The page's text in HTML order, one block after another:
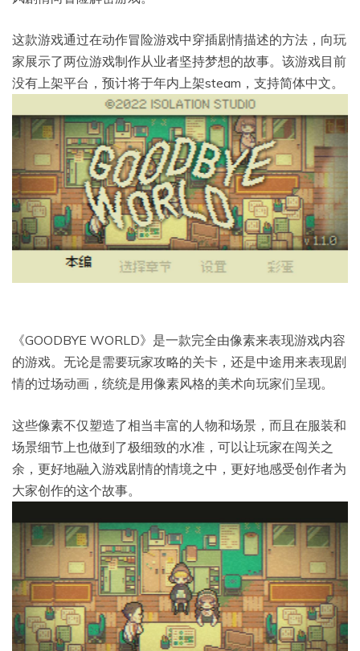
这款游戏通过在动作冒险游戏中穿插剧情描述的方法，向玩
家展示了两位游戏制作从业者坚持梦想的故事。该游戏目前
没有上架平台，预计将于年内上架steam，支持简体中文。
《GOODBYE WORLD》是一款完全由像素来表现游戏内容
的游戏。无论是需要玩家攻略的关卡，还是中途用来表现剧
情的过场动画，统统是用像素风格的美术向玩家们呈现。
这些像素不仅塑造了相当丰富的人物和场景，而且在服装和
场景细节上也做到了极细致的水准，可以让玩家在闯关之
余，更好地融入游戏剧情的情境之中，更好地感受创作者为
大家创作的这个故事。